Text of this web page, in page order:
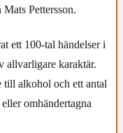
Mats Pettersson.
ett 100-tal händelser i
allvarligare karaktär.
till alkohol och ett antal
omhändertagna